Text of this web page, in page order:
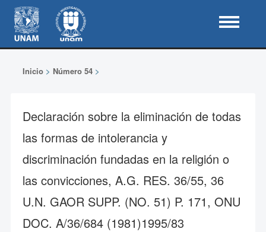
Inicio> Número 54>
Declaración sobre la eliminación de todas
las formas de intolerancia y
discriminación fundadas en la religión o
las convicciones, A.G. RES. 36/55, 36
U.N. GAOR SUPP. (NO. 51) P. 171, ONU
DOC. A/36/684 (1981)1995/83